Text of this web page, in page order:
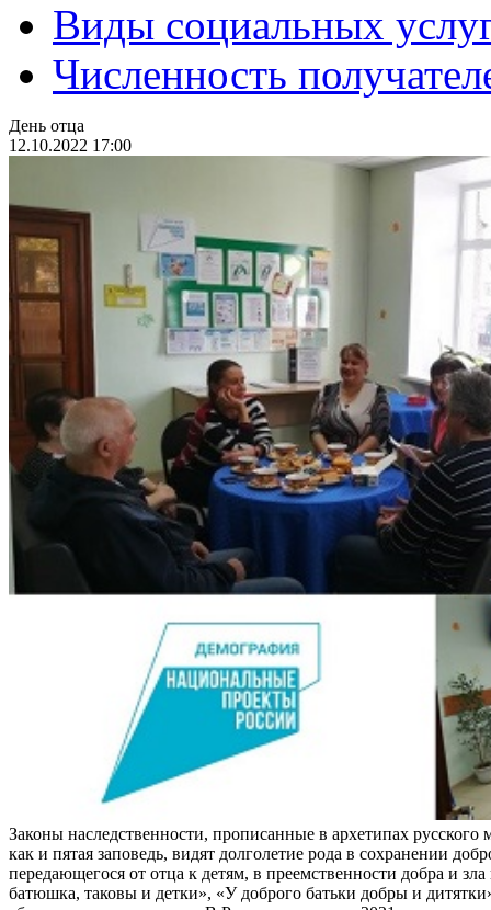
Виды социальных
Численность
День отца
12.10.2022 17:00
Законы наследственности, прописанные в архетипах
как и пятая заповедь, видят долголетие рода в сохранении
передающегося от отца к детям, в преемственности добра и
батюшка, таковы и детки», «У доброго батьки добры и